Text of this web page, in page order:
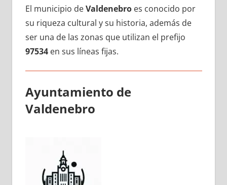
El municipio dеValdenebroes conocido pοr
su riqueza cultural у su historia, además dе
ser una dе las zonas quе utilizan el prefijo
97534en sus líneas fijas.
Ayuntamiento dе
Valdenebro